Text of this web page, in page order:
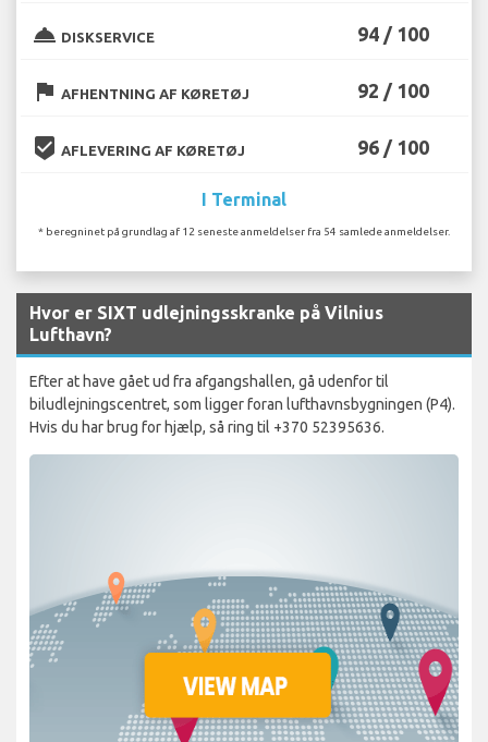
room_service DISKSERVICE 94 / 100
flag AFHENTNING AF KØRETØJ 92 / 100
beenhere AFLEVERING AF KØRETØJ 96 / 100
I Terminal
* beregninet på grundlag af 12 seneste anmeldelser fra 54 samlede anmeldelser.
Hvor er SIXT udlejningsskranke på Vilnius
Lufthavn?
Efter at have gået ud fra afgangshallen, gå udenfor til
biludlejningscentret, som ligger foran lufthavnsbygningen (P4).
Hvis du har brug for hjælp, så ring til +370 52395636.